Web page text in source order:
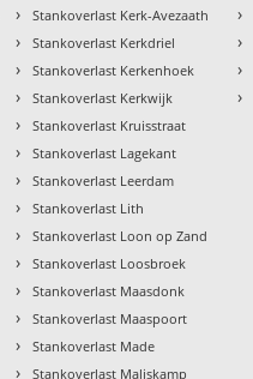
› Stankoverlast Kerk-Avezaath
› Stankoverlast Kerkdriel
› Stankoverlast Kerkenhoek
› Stankoverlast Kerkwijk
› Stankoverlast Kruisstraat
› Stankoverlast Lagekant
› Stankoverlast Leerdam
› Stankoverlast Lith
› Stankoverlast Loon op Zand
› Stankoverlast Loosbroek
› Stankoverlast Maasdonk
› Stankoverlast Maaspoort
› Stankoverlast Made
› Stankoverlast Maliskamp
›
›
›
›